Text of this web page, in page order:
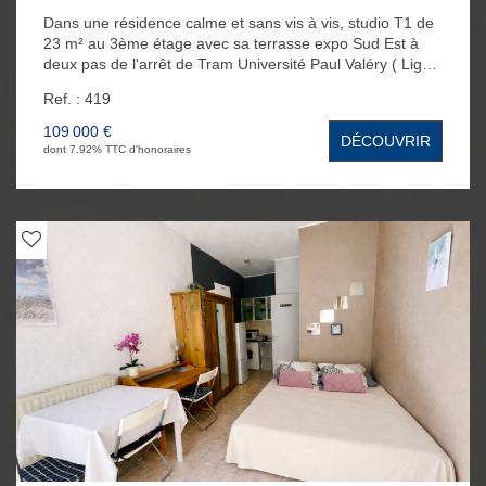
Dans une résidence calme et sans vis à vis, studio T1 de
23 m² au 3ème étage avec sa terrasse expo Sud Est à
deux pas de l'arrêt de Tram Université Paul Valéry ( Ligne
très lumineuse avec une cuisine américaine aménagée
récente et d'une salle d'eau avec WC. Une place de
parking en extérieur et une cave au RDC complète ce
Ref. : 419
109 000 €
dont 7.92% TTC d'honoraires DÉCOUVRIR